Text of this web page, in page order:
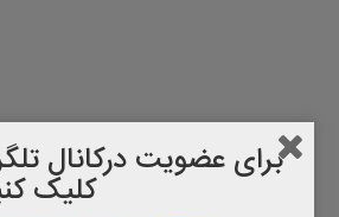
برای عضویت دركانال
کلیک